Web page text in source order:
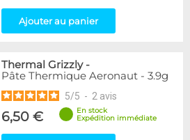
Ajouter au panier
Thermal Grizzly-
Pâte Thermique Aeronaut - 3.9g
5/5 - 2 avis
6,50 €
En stock
Expédition immédiate